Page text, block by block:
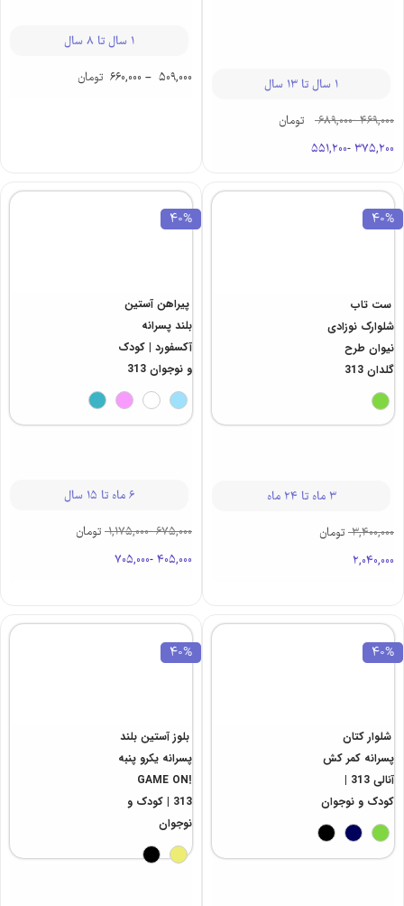
1 سال تا 13 سال
469,000
-
689,000
375,200
-
551,200
تومان
1 سال تا 8 سال
509,000
–
660,000 تومان
40%
ست تاب
شلوارک نوزادی
نیوان طرح
گلدان 313
3 ماه تا 24 ماه
3,400,000
2,040,000
تومان
40%
پیراهن آستین
بلند پسرانه
آکسفورد | کودک
و نوجوان 313
6 ماه تا 15 سال
675,000
-
1,175,000
405,000
-
705,000
تومان
40%
شلوار کتان
پسرانه کمر کش
آنالی 313 |
کودک و نوجوان
40%
بلوز آستین بلند
پسرانه یکرو پنبه
GAME ON!
313 | کودک و
نوجوان